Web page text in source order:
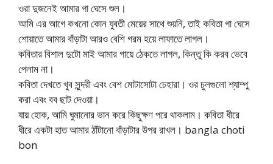
ওরা দুজনেই আমার গা ঘেসে শুল।
আমি এর আগে কখনো কোন যুবতী মেয়ের সাথে শুয়নি, তাই কবিতা গা ঘেসে
শোয়াতে আমার বাঁড়াটা আরও বেশি গরম হয়ে লাফাতে লাগল।
কবিতার বিশাল দুটো মাই আমার গায়ে ঠেকতে লাগল, কিন্তু কি করব ভেবে
পেলাম না।
কবিতা দেখতে খুব সুন্দরী এবং বেশ মোটাসোটা চেহারা। ওর চুলগুলো শ্যাম্পু
করা এবং বব ছাট দেওয়া।
যায় হোক, আমি ঘুমানোর ভান করে কিছুক্ষণ পরে থাকলাম। কবিতা ধীরে
ধীরে একটা হাত আমার ঠাঁটানো বাঁড়াটার উপর রাখল। bangla choti
bon